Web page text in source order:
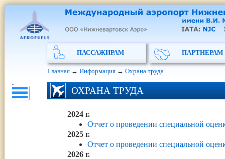
ПАССАЖИРАМ ПАРТНЕРАМ
Главная → Информация → Охрана труда
ОХРАНА ТРУДА
2024 г.
Отчет о проведении специальной
2025 г.
Отчет о проведении специальной
2026 г.